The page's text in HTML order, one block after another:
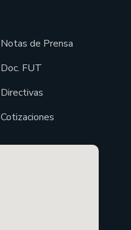
Notas de Prensa
Doc. FUT
Directivas
Cotizaciones